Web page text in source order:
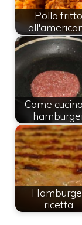
Pollo fritto
Come
ricetta